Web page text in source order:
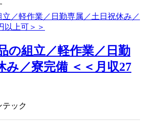
の組立／軽作業／日勤
み／寮完備 ＜＜月収27
ック